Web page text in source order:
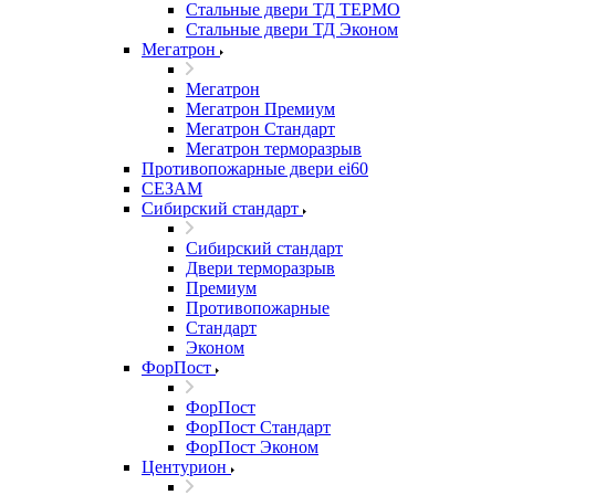
Стальные двери ТД ТЕРМО
Стальные двери ТД Эконом
Мегатрон
Мегатрон
Мегатрон Премиум
Мегатрон Стандарт
Мегатрон терморазрыв
Противопожарные двери ei60
СЕЗАМ
Сибирский стандарт
Сибирский стандарт
Двери терморазрыв
Премиум
Противопожарные
Стандарт
Эконом
ФорПост
ФорПост
ФорПост Стандарт
ФорПост Эконом
Центурион